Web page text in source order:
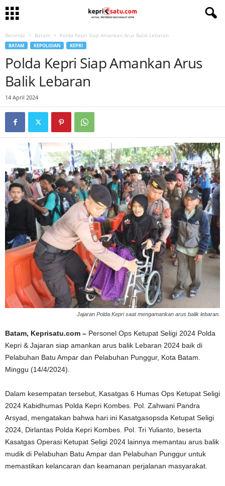
Beranda Batam Polda Kepri Siap Amankan Arus Balik Lebaran
BATAM KEPOLISIAN KEPRI
Polda Kepri Siap Amankan Arus
Balik Lebaran
14 April 2024
Jajaran Polda Kepri saat mengamankan arus balik lebaran.
Batam, Keprisatu.com – Personel Ops Ketupat Seligi 2024 Polda
Kepri & Jajaran siap amankan arus balik Lebaran 2024 baik di
Pelabuhan Batu Ampar dan Pelabuhan Punggur, Kota Batam.
Minggu (14/4/2024).
Dalam kesempatan tersebut, Kasatgas 6 Humas Ops Ketupat Seligi
2024 Kabidhumas Polda Kepri Kombes. Pol. Zahwani Pandra
Arsyad, mengatakan bahwa hari ini Kasatgasopsda Ketupat Seligi
2024, Dirlantas Polda Kepri Kombes. Pol. Tri Yulianto, beserta
Kasatgas Operasi Ketupat Seligi 2024 lainnya memantau arus balik
mudik di Pelabuhan Batu Ampar dan Pelabuhan Punggur untuk
memastikan kelancaran dan keamanan perjalanan masyarakat.